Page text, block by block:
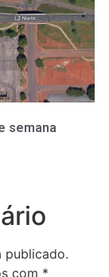
semana
publicado.
com *